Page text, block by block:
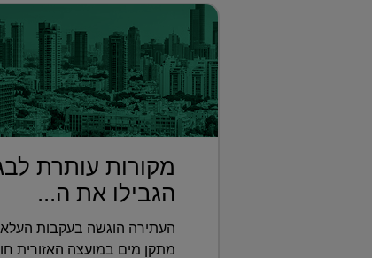
מקורות עותרת
הגבילו את ה...
מתקן מים במועצה האזורית